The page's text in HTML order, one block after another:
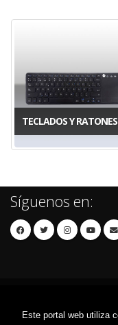
Este portal web utiliza
TECLADOS Y RATONES
Síguenos en: